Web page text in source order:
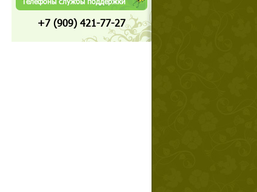
+7 (909) 421-77-27